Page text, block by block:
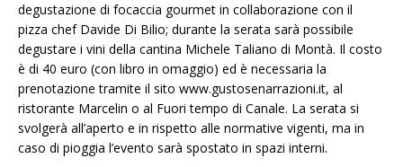
degustazione di focaccia gourmet in collaborazione con il
pizza chef Davide Di Bilio; durante la serata sarà possibile
degustare i vini della cantina Michele Taliano di Montà. Il costo
è di 40 euro (con libro in omaggio) ed è necessaria la
prenotazione tramite il sito www.gustosenarrazioni.it, al
ristorante Marcelin o al Fuori tempo di Canale. La serata si
svolgerà all’aperto e in rispetto alle normative vigenti, ma in
caso di pioggia l’evento sarà spostato in spazi interni.